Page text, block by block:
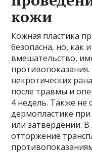
кожи
Кожная пластика
безопасна, но, как
вмешательство,
некротических
после травмы и
4 недель. Также не
дермопластике
или затвердении. В
отторжение